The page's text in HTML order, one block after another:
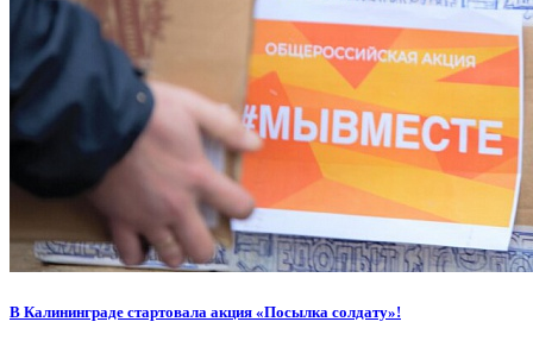
В Калининграде стартовала акция «Посылка солдату»!